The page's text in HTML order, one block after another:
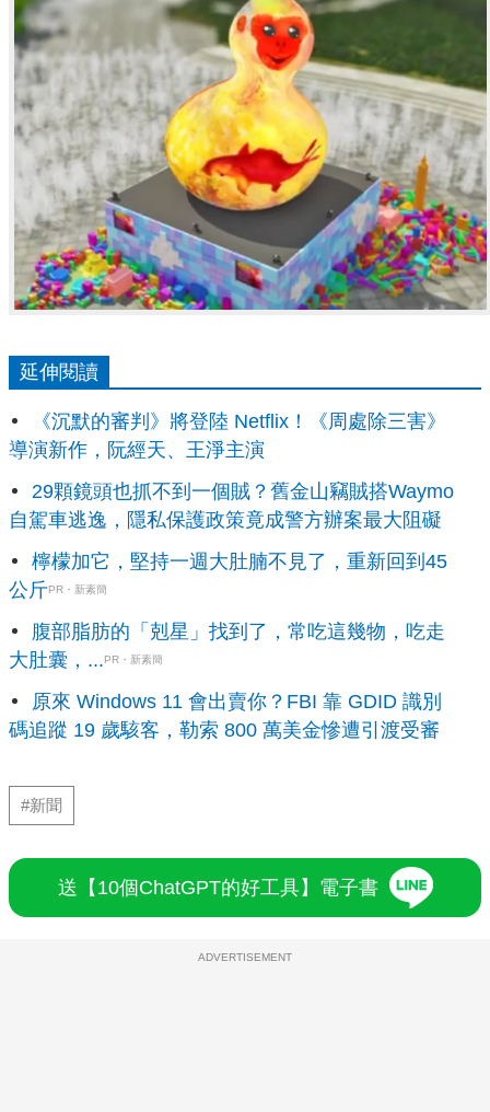
延伸閱讀
《沉默的審判》將登陸 Netflix！《周處除三害》
導演新作，阮經天、王淨主演
29顆鏡頭也抓不到一個賊？舊金山竊賊搭Waymo
自駕車逃逸，隱私保護政策竟成警方辦案最大阻礙
檸檬加它，堅持一週大肚腩不見了，重新回到45
公斤PR・新素簡
腹部脂肪的「剋星」找到了，常吃這幾物，吃走
大肚囊，...PR・新素簡
原來 Windows 11 會出賣你？FBI 靠 GDID 識別
碼追蹤 19 歲駭客，勒索 800 萬美金慘遭引渡受審
#新聞
送【10個ChatGPT的好工具】電子書
ADVERTISEMENT